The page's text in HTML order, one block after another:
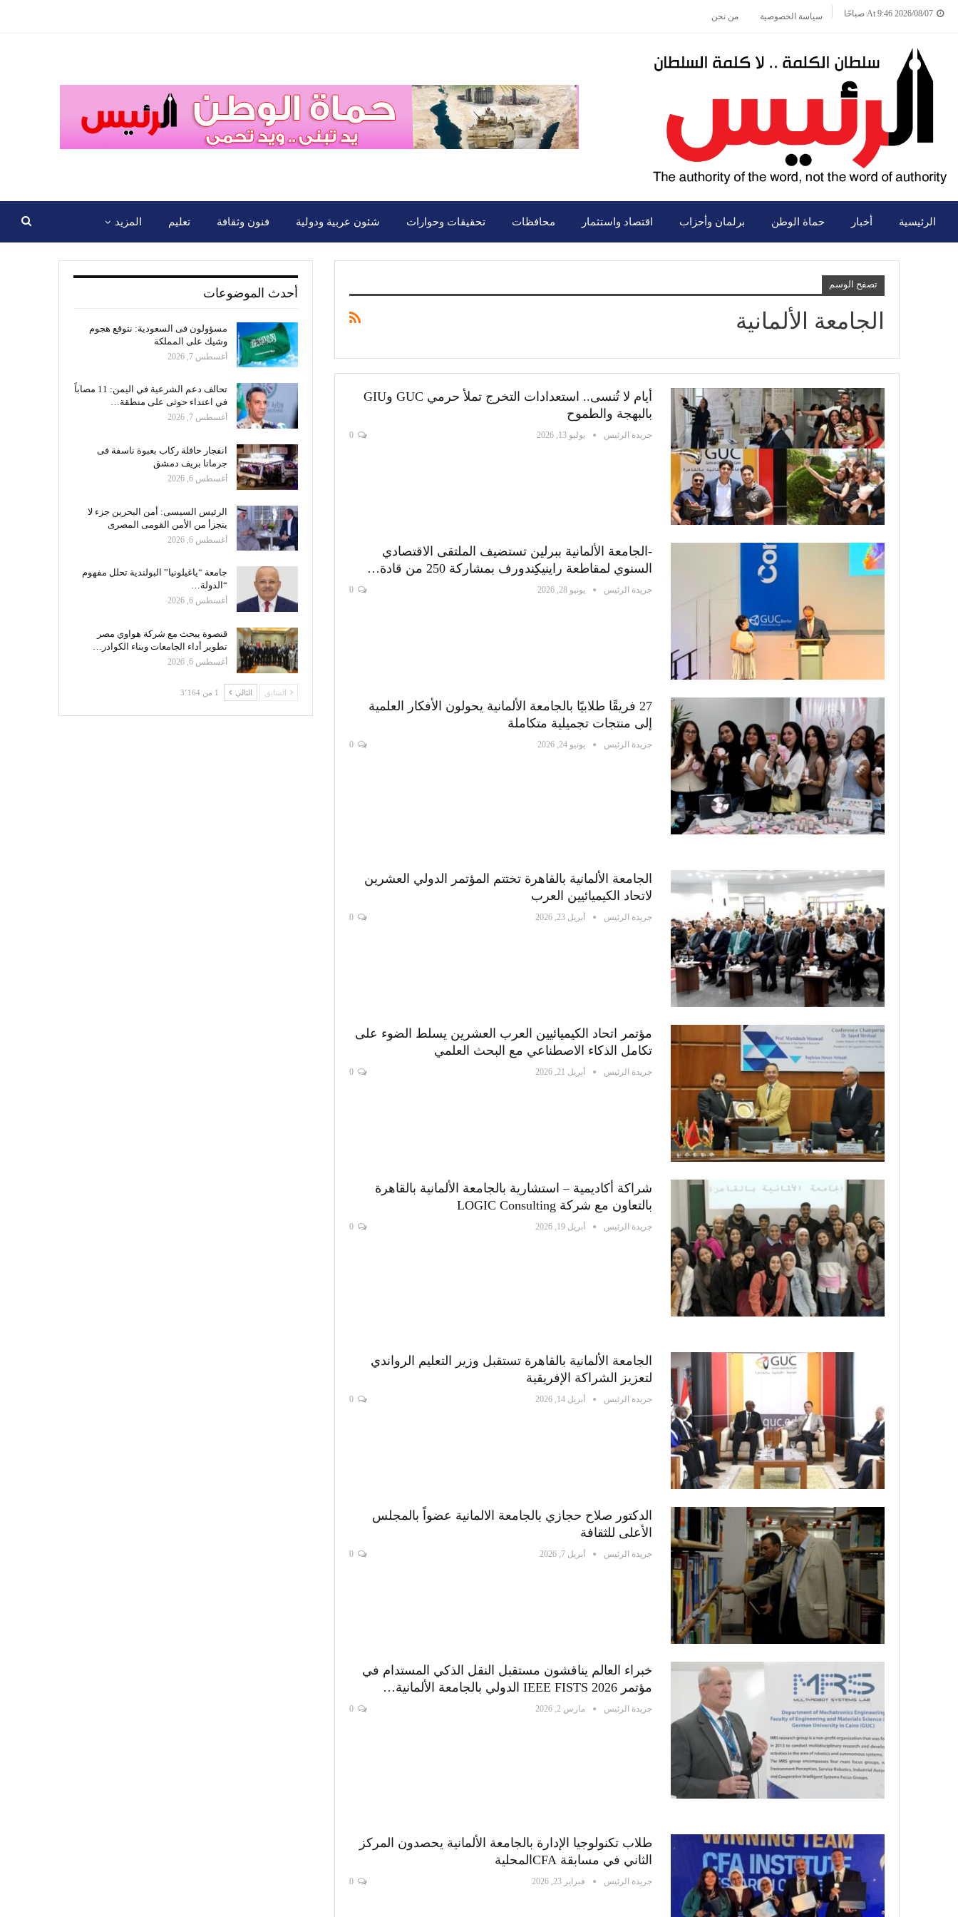
2026/08/07 At 9:46 صباحًا سياسة الخصوصية من نحن
الرئيسية أخبار حماة الوطن برلمان وأحزاب اقتصاد واستثمار محافظات تحقيقات وحوارات شئون عربية ودولية فنون وثقافة تعليم المزيد
تصفح الوسم
الجامعة الألمانية
أيام لا تُنسى.. استعدادات التخرج تملأ حرمي GUC وGIU
بالبهجة والطموح
جريدة الرئيس يوليو 13, 2026
-الجامعة الألمانية ببرلين تستضيف الملتقى الاقتصادي
السنوي لمقاطعة راينيكِندورف بمشاركة 250 من قادة…
جريدة الرئيس يونيو 28, 2026
27 فريقًا طلابيًا بالجامعة الألمانية يحولون الأفكار العلمية
إلى منتجات تجميلية متكاملة
جريدة الرئيس يونيو 24, 2026
الجامعة الألمانية بالقاهرة تختتم المؤتمر الدولي العشرين
لاتحاد الكيميائيين العرب
جريدة الرئيس أبريل 23, 2026
مؤتمر اتحاد الكيميائيين العرب العشرين يسلط الضوء على
تكامل الذكاء الاصطناعي مع البحث العلمي
جريدة الرئيس أبريل 21, 2026
شراكة أكاديمية – استشارية بالجامعة الألمانية بالقاهرة
بالتعاون مع شركة LOGIC Consulting
جريدة الرئيس أبريل 19, 2026
الجامعة الألمانية بالقاهرة تستقبل وزير التعليم الرواندي
لتعزيز الشراكة الإفريقية
جريدة الرئيس أبريل 14, 2026
الدكتور صلاح حجازي بالجامعة الالمانية عضواً بالمجلس
الأعلى للثقافة
جريدة الرئيس أبريل 7, 2026
خبراء العالم يناقشون مستقبل النقل الذكي المستدام في
مؤتمر IEEE FISTS 2026 الدولي بالجامعة الألمانية…
جريدة الرئيس مارس 2, 2026
طلاب تكنولوجيا الإدارة بالجامعة الألمانية يحصدون المركز
الثاني في مسابقة CFAالمحلية
جريدة الرئيس فبراير 23, 2026
أحدث الموضوعات
مسؤولون فى السعودية: نتوقع هجوم
وشيك على المملكة
أغسطس 7, 2026
تحالف دعم الشرعية في اليمن: 11 مصاباً
في اعتداء حوثى على منطقة…
أغسطس 7, 2026
انفجار حافلة ركاب بعبوة ناسفة فى
جرمانا بريف دمشق
أغسطس 6, 2026
الرئيس السيسى: أمن البحرين جزء لا
يتجزأ من الأمن القومى المصرى
أغسطس 6, 2026
جامعة “ياغيلونيا” البولندية تحلل مفهوم
“الدولة…
أغسطس 6, 2026
قنصوة يبحث مع شركة هواوي مصر
تطوير أداء الجامعات وبناء الكوادر…
أغسطس 6, 2026
السابق التالي 1 من 3٬164